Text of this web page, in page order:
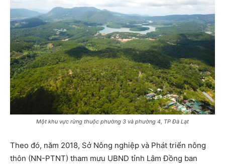
Một khu vực rừng thuộc phường 3 và phường 4, TP Đà Lạt
Theo đó, năm 2018, Sở Nông nghiệp và Phát triển nông
thôn (NN-PTNT) tham mưu UBND tỉnh Lâm Đồng ban